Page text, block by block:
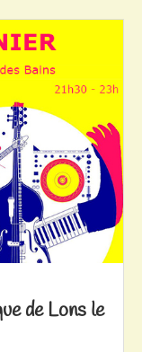
de Lons le